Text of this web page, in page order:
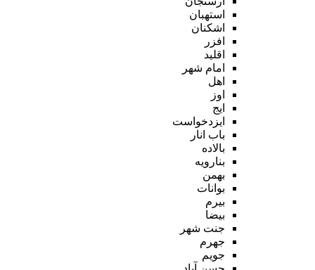
استهبان
اشکنان
افزر
اقلید
امام شهر
اهل
اوز
ایج
ایزدخواست
باب انار
بالاده
بنارویه
بهمن
بوانات
بیرم
بیضا
جنت شهر
جهرم
جویم